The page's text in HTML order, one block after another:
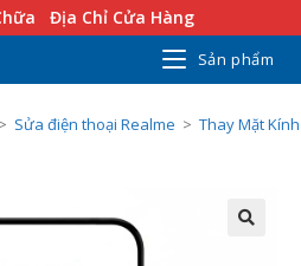
Địa Chỉ Cửa Hàng
Sản phẩm
> Sửa điện thoại Realme > Thay Mặt